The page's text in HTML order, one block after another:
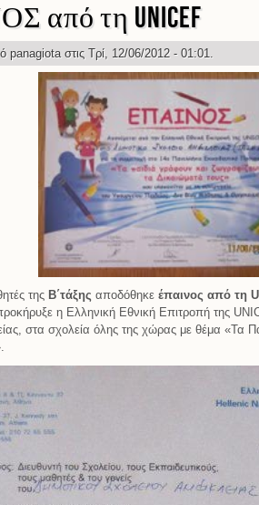
από τη UNICEF
panagiotaστις Τρί, 12/06/2012 - 01:01.
της Β΄τάξης αποδόθηκε έπαινος από τη
η Ελληνική Εθνική Επιτροπή της
στα σχολεία όλης της χώρας με θέμα «Τα